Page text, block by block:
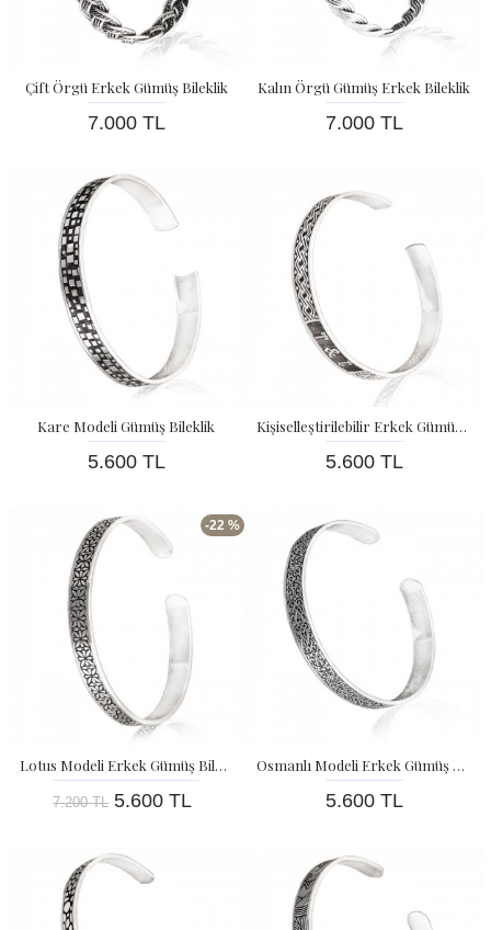
Çift Örgü Erkek Gümüş Bileklik
7.000 TL
Kalın Örgü Gümüş Erkek Bileklik
7.000 TL
Kare Modeli Gümüş Bileklik
5.600 TL
Kişiselleştirilebilir Erkek Gümüş Bileklik
5.600 TL
-22 %
Lotus Modeli Erkek Gümüş Bilekliği
7.200 TL 5.600 TL
Osmanlı Modeli Erkek Gümüş Bileklik
5.600 TL